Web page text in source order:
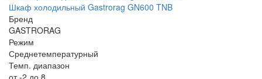
Шкаф холодильный Gastrorag GN600 TNB
Бренд
GASTRORAG
Режим
Среднетемпературный
Темп. диапазон
от -2 до 8